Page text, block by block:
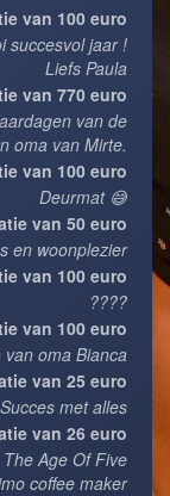
van 100 euro
succesvol jaar !
Liefs Paula
van 770 euro
van de
oma van Mirte.
van 100 euro
Deurmat 😅
van 50 euro
en woonplezier
van 100 euro
????
van 100 euro
oma Bianca
van 25 euro
met alles
van 26 euro
Age Of Five
coffee maker